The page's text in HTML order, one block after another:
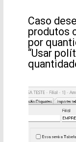
Caso
produtos
por
“Usar